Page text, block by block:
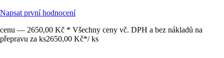
Napsat první hodnocení
cenu — 2650,00 Kč * Všechny ceny vč. DPH a bez nákladů na
přepravu za ks2650,00 Kč*/ ks